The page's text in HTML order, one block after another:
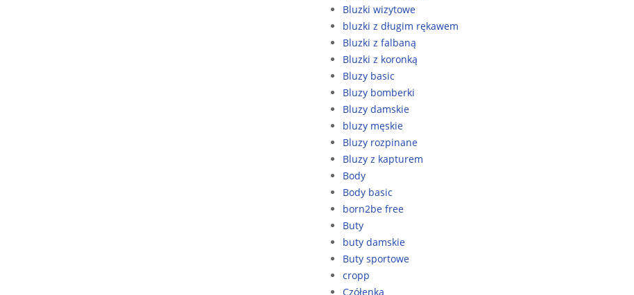
Bluzki wizytowe
bluzki z długim rękawem
Bluzki z falbaną
Bluzki z koronką
Bluzy basic
Bluzy bomberki
Bluzy damskie
bluzy męskie
Bluzy rozpinane
Bluzy z kapturem
Body
Body basic
born2be free
Buty
buty damskie
Buty sportowe
cropp
Czółenka